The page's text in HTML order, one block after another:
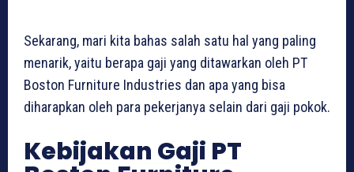
Sekarang, mari kita bahas salah satu hal yang paling
menarik, yaitu berapa gaji yang ditawarkan oleh PT
Boston Furniture Industries dan apa yang bisa
diharapkan oleh para pekerjanya selain dari gaji pokok.
Kebijakan Gaji PT